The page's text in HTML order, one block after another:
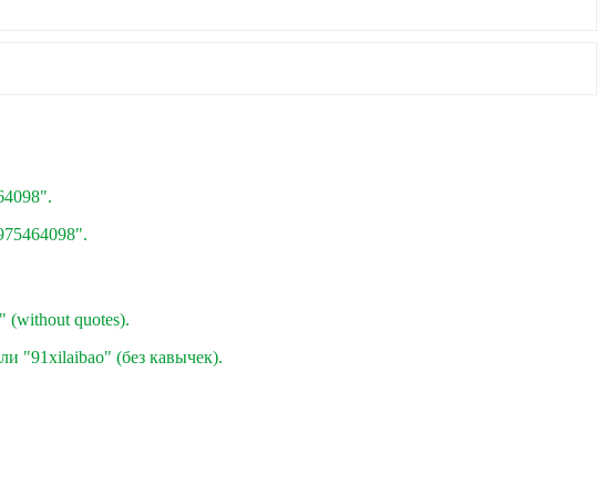
.
(without quotes).
"91xilaibao" (без кавычек).